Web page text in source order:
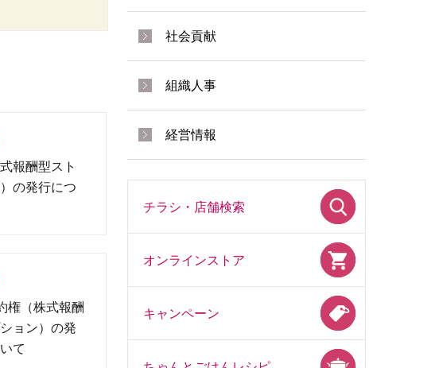
報酬型スト
の発行につ
権（株式報酬
ョン）の発
て
社会貢献
組織人事
経営情報
チラシ・店舗検索
オンラインストア
キャンペーン